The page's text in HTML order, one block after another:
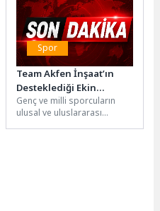
Spor
Team Akfen İnşaat’ın
Desteklediği Ekin
Ereke’den Dünya
Kupası’nda
Gururlandıran Başarı
Genç ve milli sporcuların
ulusal ve uluslararası